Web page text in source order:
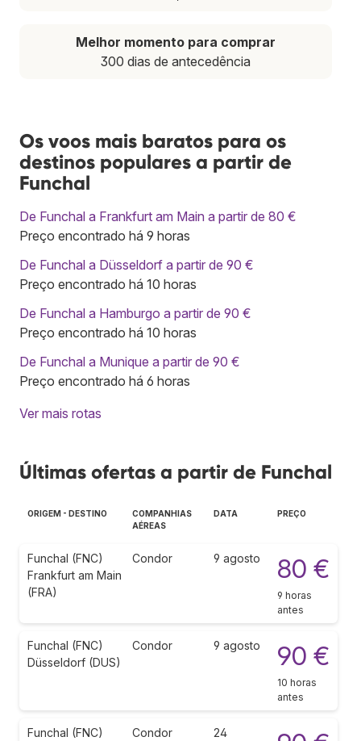
Melhor momento para comprar
300 dias de antecedência
Os voos mais baratos para os
destinos populares a partir de
Funchal
De Funchal a Frankfurt am Main a partir de 80 €
Preço encontrado há 9 horas
De Funchal a Düsseldorf a partir de 90 €
Preço encontrado há 10 horas
De Funchal a Hamburgo a partir de 90 €
Preço encontrado há 10 horas
De Funchal a Munique a partir de 90 €
Preço encontrado há 6 horas
Ver mais rotas
Últimas ofertas a partir de Funchal
ORIGEM - DESTINO
COMPANHIAS
AÉREAS
DATA PREÇO
Funchal (FNC)
Frankfurt am Main
(FRA)
Condor 9 agosto 80 €
9 horas
antes
Funchal (FNC)
Düsseldorf (DUS)
Condor 9 agosto 90 €
10 horas
antes
Funchal (FNC) Condor 24